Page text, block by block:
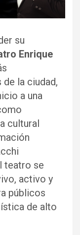
su
Enrique
la ciudad,
a una
cultural
teatro se
activo y
públicos
de alto